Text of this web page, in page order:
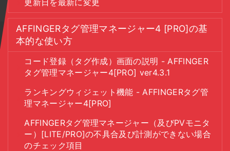
AFFINGERタグ管理マネージャー4 [PRO]の基
本的な使い方
コード登録（タグ作成）画面の説明 - AFFINGER
タグ管理マネージャー4[PRO] ver4.3.1
ランキングウィジェット機能 - AFFINGERタグ管
理マネージャー4[PRO]
AFFINGERタグ管理マネージャー（及びPVモニタ
ー）[LITE/PRO]の不具合及び計測ができない場合
のチェック項目